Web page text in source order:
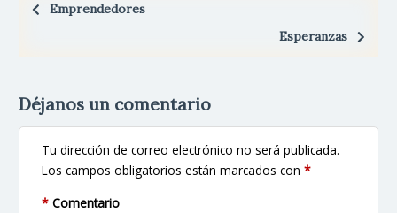
Emprendedores
Esperanzas
Déjanos un comentario
Tu dirección de correo electrónico no será publicada.
Los campos obligatorios están marcados con *
*Comentario